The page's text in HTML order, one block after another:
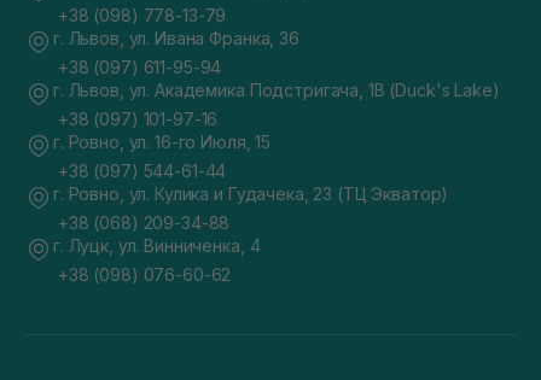
+38 (098) 778-13-79
г. Львов, ул. Ивана Франка, 36
+38 (097) 611-95-94
г. Львов, ул. Академика Подстригача, 1В (Duck's Lake)
+38 (097) 101-97-16
г. Ровно, ул. 16-го Июля, 15
+38 (097) 544-61-44
г. Ровно, ул. Кулика и Гудачека, 23 (ТЦ Экватор)
+38 (068) 209-34-88
г. Луцк, ул. Винниченка, 4
+38 (098) 076-60-62